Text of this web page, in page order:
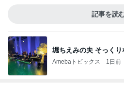
記事を読
堀ちえみの夫 そっく
Amebaトピックス 1日前